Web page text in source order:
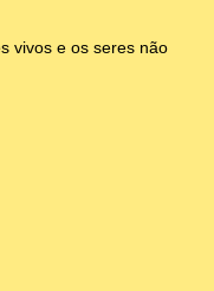
vivos e os seres não